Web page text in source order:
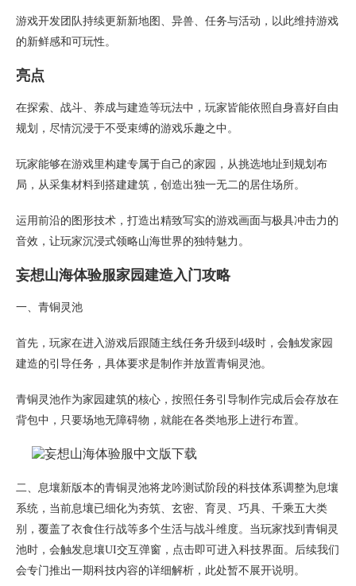
游戏开发团队持续更新新地图、异兽、任务与活动，以此维持游戏
的新鲜感和可玩性。
亮点
在探索、战斗、养成与建造等玩法中，玩家皆能依照自身喜好自由
规划，尽情沉浸于不受束缚的游戏乐趣之中。
玩家能够在游戏里构建专属于自己的家园，从挑选地址到规划布
局，从采集材料到搭建建筑，创造出独一无二的居住场所。
运用前沿的图形技术，打造出精致写实的游戏画面与极具冲击力的
音效，让玩家沉浸式领略山海世界的独特魅力。
妄想山海体验服家园建造入门攻略
一、青铜灵池
首先，玩家在进入游戏后跟随主线任务升级到4级时，会触发家园
建造的引导任务，具体要求是制作并放置青铜灵池。
青铜灵池作为家园建筑的核心，按照任务引导制作完成后会存放在
背包中，只要场地无障碍物，就能在各类地形上进行布置。
二、息壤新版本的青铜灵池将龙吟测试阶段的科技体系调整为息壤
系统，当前息壤已细化为夯筑、玄密、育灵、巧具、千乘五大类
别，覆盖了衣食住行战等多个生活与战斗维度。当玩家找到青铜灵
池时，会触发息壤UI交互弹窗，点击即可进入科技界面。后续我们
会专门推出一期科技内容的详细解析，此处暂不展开说明。